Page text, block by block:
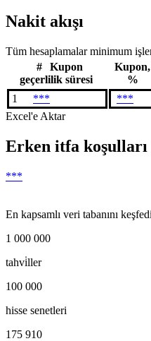
Nakit akışı
Tüm hesaplamalar minimum
#
Kupon
geçerlilik süresi
Kupon,
%
1
*** ***
Excel'e Aktar
Erken itfa koşulları
***
En kapsamlı veri tabanını
1 000 000
tahvi̇ller
100 000
hisse senetleri
175 910